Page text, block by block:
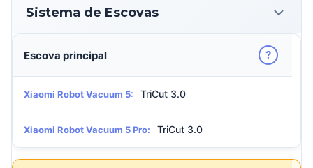
Sistema de Escovas
Escova principal ?
Xiaomi Robot Vacuum 5: TriCut 3.0
Xiaomi Robot Vacuum 5 Pro: TriCut 3.0